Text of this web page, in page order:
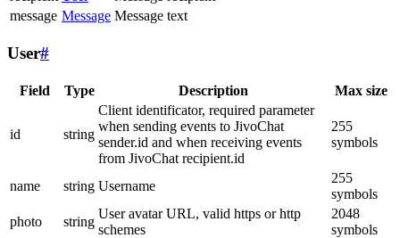
message Message Message text
User#
Field Type Description Max size
id string
Client identificator, required parameter
when sending events to JivoChat
sender.id and when receiving events
from JivoChat recipient.id
255
symbols
name string Username
255
symbols
photo
string
User avatar URL, valid https or http
schemes
2048
symbols